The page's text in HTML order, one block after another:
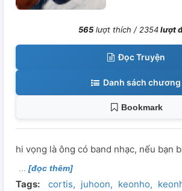
565lượt thích /2354lượt
Đọc Truyện
Danh sách chương
Bookmark
hi vọng là ông có band nhạc, nếu bạn
[đọc thêm]
Tags: cortis juhoon keonho